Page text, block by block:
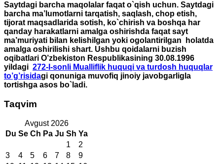
Saytdagi barcha maqolalar faqat o`qish uchun. Saytdagi
barcha ma’lumotlarni tarqatish, saqlash, chop etish,
tijorat maqsadlarida sotish, ko`chirish va boshqa har
qanday harakatlarni amalga oshirishda faqat sayt
ma’muriyati bilan kelishilgan yoki ogolantirilgan holatda
amalga oshirilishi shart. Ushbu qoidalarni buzish
oqibatlari O’zbekiston Respublikasining 30.08.1996
yildagi 272-I-sonli Mualliflik huquqi va turdosh huquqlar
to’g’risidagi qonuniga muvofiq jinoiy javobgarligla
tortishga asos bo`ladi.
Taqvim
Avgust 2026
Du Se Ch Pa Ju Sh Ya
1
2
3
4 5 6 7 8
9